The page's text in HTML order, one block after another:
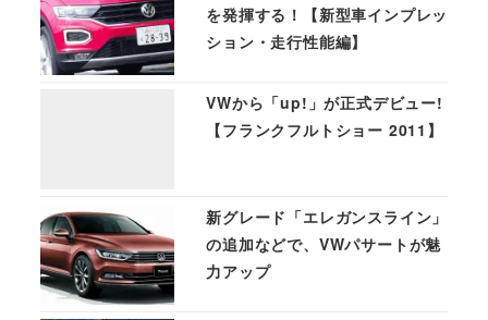
を発揮する！【新型車インプレッ
ション・走行性能編】
VWから「up!」が正式デビュー!
【フランクフルトショー 2011】
新グレード「エレガンスライン」
の追加などで、VWパサートが魅
力アップ